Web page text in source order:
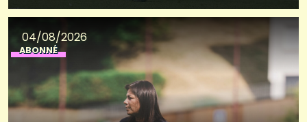
04/08/2026
ABONNÉ